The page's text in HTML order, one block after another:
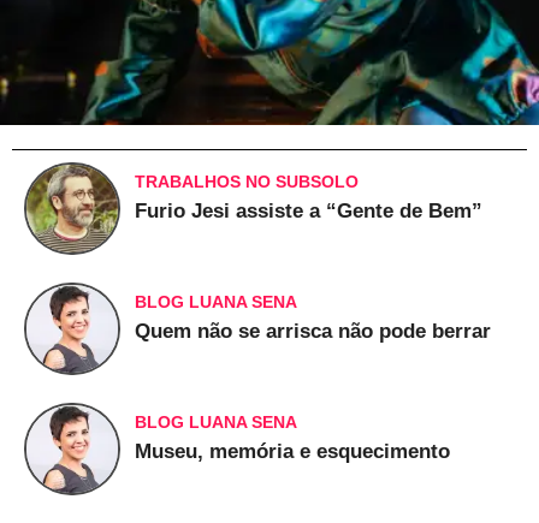
TRABALHOS NO SUBSOLO
Furio Jesi assiste a “Gente de Bem”
BLOG LUANA SENA
Quem não se arrisca não pode berrar
BLOG LUANA SENA
Museu, memória e esquecimento